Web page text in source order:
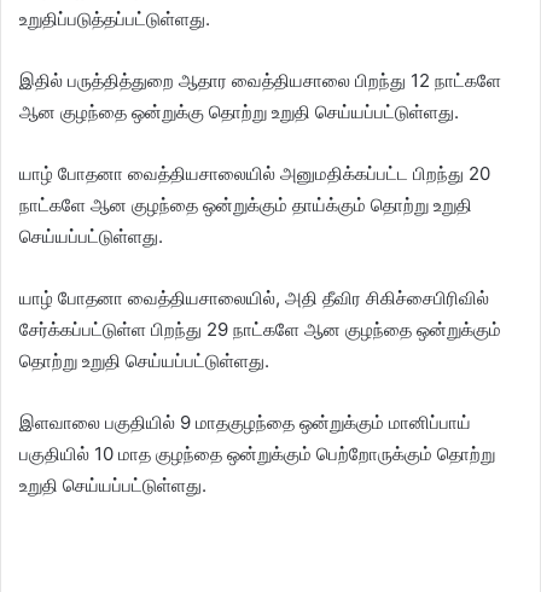
உறுதிப்படுத்தப்பட்டுள்ளது.
இதில் பருத்தித்துறை ஆதார வைத்தியசாலை பிறந்து 12 நாட்களே
ஆன குழந்தை ஒன்றுக்கு தொற்று உறுதி செய்யப்பட்டுள்ளது.
யாழ் போதனா வைத்தியசாலையில் அனுமதிக்கப்பட்ட பிறந்து 20
நாட்களே ஆன குழந்தை ஒன்றுக்கும் தாய்க்கும் தொற்று உறுதி
செய்யப்பட்டுள்ளது.
யாழ் போதனா வைத்தியசாலையில், அதி தீவிர சிகிச்சைபிரிவில்
சேர்க்கப்பட்டுள்ள பிறந்து 29 நாட்களே ஆன குழந்தை ஒன்றுக்கும்
தொற்று உறுதி செய்யப்பட்டுள்ளது.
இளவாலை பகுதியில் 9 மாதகுழந்தை ஒன்றுக்கும் மானிப்பாய்
பகுதியில் 10 மாத குழந்தை ஒன்றுக்கும் பெற்றோருக்கும் தொற்று
உறுதி செய்யப்பட்டுள்ளது.